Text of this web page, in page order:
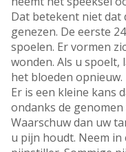
Dat betekent niet dat
genezen. De eerste
spoelen. Er vormen
wonden. Als u
het bloeden
Er is een kleine kans
ondanks de
Waarschuw dan uw
u pijn houdt. Neem